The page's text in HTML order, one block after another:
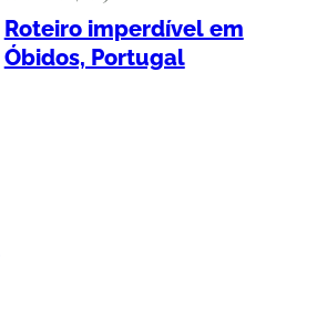
Roteiro imperdível em
Óbidos, Portugal